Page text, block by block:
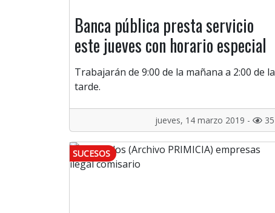
Banca pública presta servicio
este jueves con horario especial
Trabajarán de 9:00 de la mañana a 2:00 de la
tarde.
jueves, 14 marzo 2019 - 35
SUCESOS